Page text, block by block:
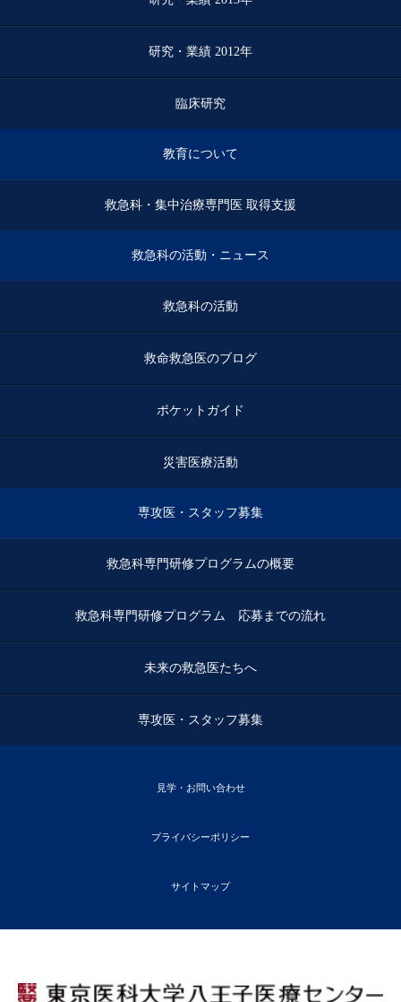
研究・業績 2012年
臨床研究
教育について
救急科・集中治療専門医 取得支援
救急科の活動・ニュース
救急科の活動
救命救急医のブログ
ポケットガイド
災害医療活動
専攻医・スタッフ募集
救急科専門研修プログラムの概要
救急科専門研修プログラム 応募までの流れ
未来の救急医たちへ
専攻医・スタッフ募集
見学・お問い合わせ
プライバシーポリシー
サイトマップ